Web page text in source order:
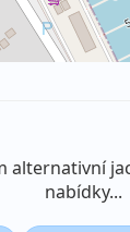
alternativní
nabídky...